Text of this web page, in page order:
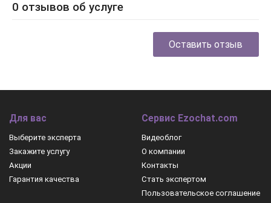
0 отзывов об услуге
Оставить отзыв
Для вас
Выберите эксперта
Закажите услугу
Акции
Гарантия качества
Сервис Ezochat.com
Видеоблог
О компании
Контакты
Стать экспертом
Пользовательское соглашение